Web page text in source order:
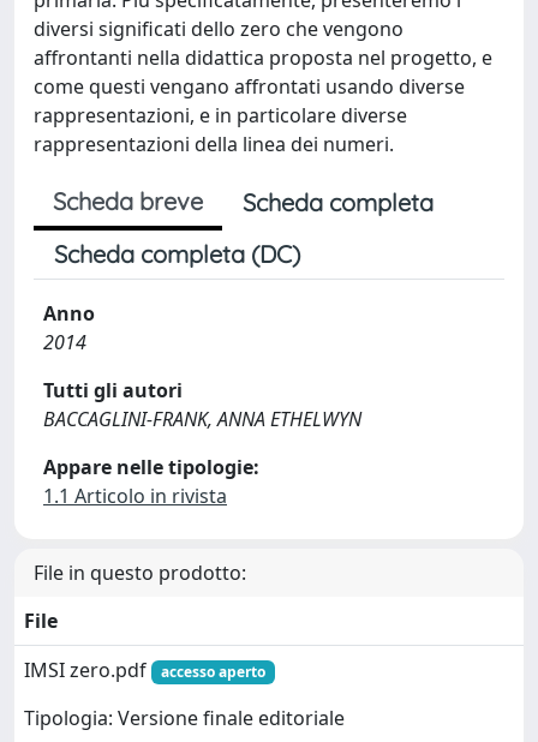
diversi significati dello zero che vengono
affrontanti nella didattica proposta nel progetto, e
come questi vengano affrontati usando diverse
rappresentazioni, e in particolare diverse
rappresentazioni della linea dei numeri.
Scheda breve
Scheda completa
Scheda completa (DC)
Anno
2014
Tutti gli autori
BACCAGLINI-FRANK, ANNA ETHELWYN
Appare nelle tipologie:
1.1 Articolo in rivista
File in questo prodotto:
File
IMSI zero.pdf
accesso aperto
Tipologia: Versione finale editoriale